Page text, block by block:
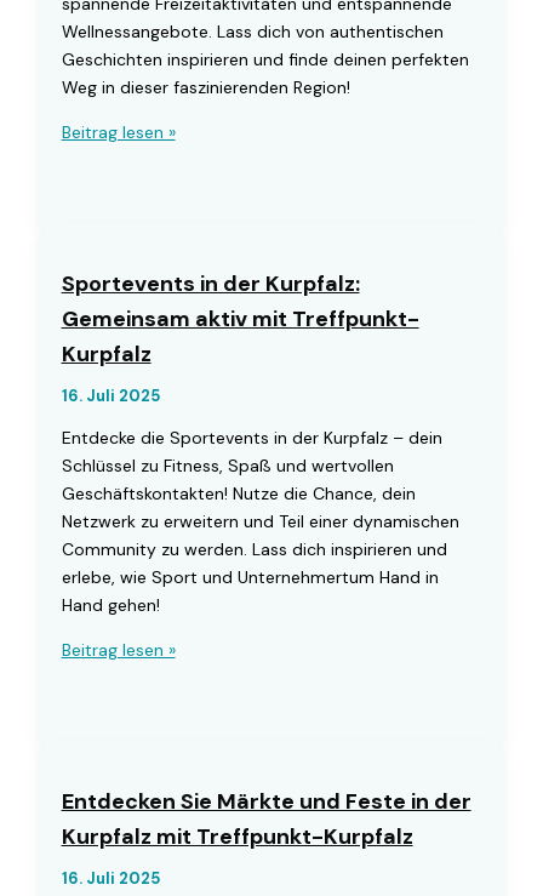
Wellnessangebote. Lass dich von authentischen
Geschichten inspirieren und finde deinen perfekten
Weg in dieser faszinierenden Region!
Entdecke
Kurpfalz
mit
Treffpunkt-
Beitrag lesen »
Sportevents in der Kurpfalz:
Gemeinsam aktiv mit Treffpunkt-
Kurpfalz
16. Juli 2025
Entdecke die Sportevents in der Kurpfalz – dein
Schlüssel zu Fitness, Spaß und wertvollen
Geschäftskontakten! Nutze die Chance, dein
Netzwerk zu erweitern und Teil einer dynamischen
Community zu werden. Lass dich inspirieren und
erlebe, wie Sport und Unternehmertum Hand in
Hand gehen!
Sportevents
mit
Treffpunkt-
Kurpfalz
Beitrag lesen »
Entdecken Sie Märkte und Feste in der
Kurpfalz mit Treffpunkt-Kurpfalz
16. Juli 2025